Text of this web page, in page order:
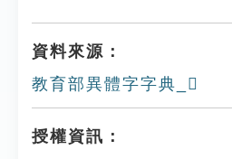
資料來源：
教育部異體字字典_𤑾
授權資訊：